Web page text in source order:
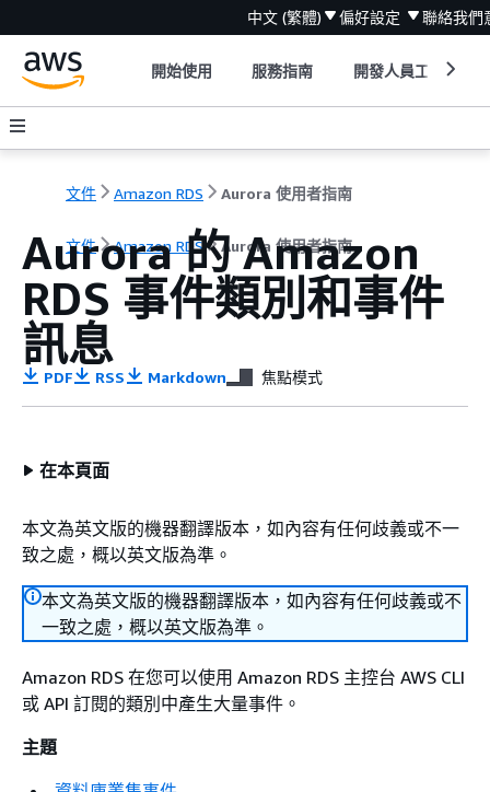
中文 (繁體) 偏好設定 聯絡我們
開始使用 服務指南 開發人員工具
文件 Amazon RDS Aurora 使用者指南
文件 Amazon RDS Aurora 使用者指南
Aurora的 Amazon
RDS 事件類別和事件
訊息
PDF RSS Markdown 焦點模式
在本頁面
本文為英文版的機器翻譯版本，如內容有任何歧義或不一
致之處，概以英文版為準。
本文為英文版的機器翻譯版本，如內容有任何歧義或不
一致之處，概以英文版為準。
Amazon RDS 在您可以使用 Amazon RDS 主控台 AWS CLI
或 API 訂閱的類別中產生大量事件。
主題